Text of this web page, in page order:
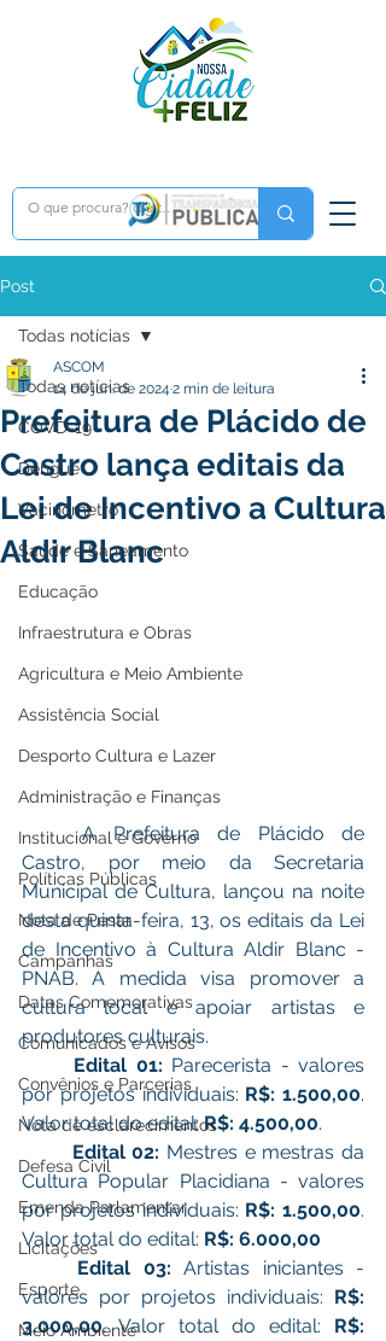
Post
Todas notícias
COVD-19
Dengue
Vacinômetro
Saúde e Saneamento
Educação
Infraestrutura e Obras
Agricultura e Meio Ambiente
Assistência Social
Desporto Cultura e Lazer
Administração e Finanças
Institucional e Governo
Políticas Públicas
Nota de Pesar
Campanhas
Datas Comemorativas
Comunicados e Avisos
Convênios e Parcerias
Nota de esclarecimentos
Defesa Civil
Emenda Parlamentar
Licitações
Esporte
Meio Ambiente
Todas notícias
Prefeitura de Plácido de
Castro lança editais da
Lei de Incentivo a Cultura
Aldir Blanc
ASCOM
14 de jun. de 2024 2 min de leitura
	A Prefeitura de Plácido de
Castro, por meio da Secretaria
Municipal de Cultura, lançou na noite
desta quinta-feira, 13, os editais da Lei
de Incentivo à Cultura Aldir Blanc -
PNAB. A medida visa promover a
cultura local e apoiar artistas e
produtores culturais.
	Edital 01:
Parecerista - valores
por projetos individuais: R$: 1.500,00.
Valor total do edital: R$: 4.500,00.
	Edital 02:
Mestres e mestras da
Cultura Popular Placidiana - valores
por projetos individuais: R$: 1.500,00.
Valor total do edital: R$: 6.000,00
	Edital 03:
Artistas iniciantes -
valores por projetos individuais: R$:
3.000,00. Valor total do edital: R$: